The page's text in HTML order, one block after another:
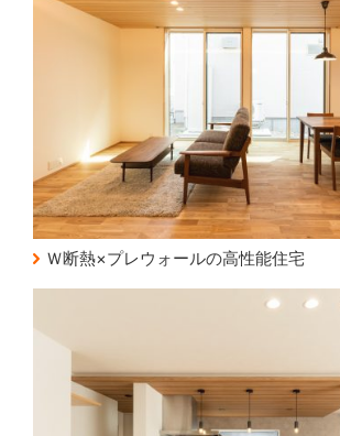
Ｗ断熱×プレウォールの高性能住宅